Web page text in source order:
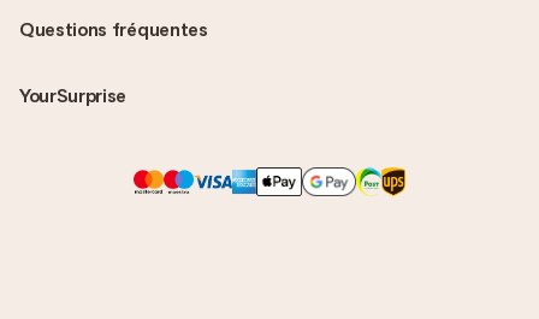
Questions fréquentes
YourSurprise